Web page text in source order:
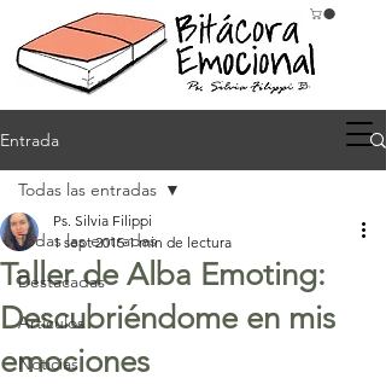
Entrada
Todas las entradas
Destacadas
Artículos
Noticias
Todas las entradas
Taller de Alba Emoting:
Descubriéndome en mis
emociones
Ps. Silvia Filippi
1 sept 2015 1 min de lectura